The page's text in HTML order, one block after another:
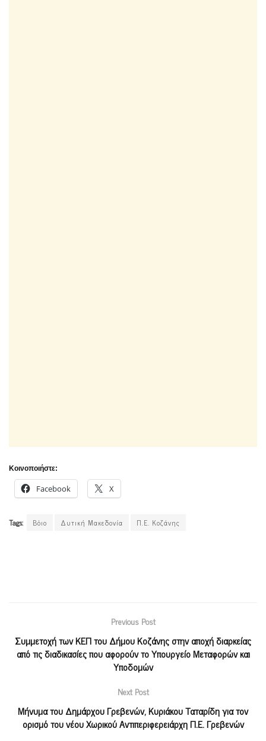
Κοινοποιήστε:
Facebook X
Tags: Βόιο Δυτική Μακεδονία Π.Ε. Κοζάνης
Previous Post
Συμμετοχή των ΚΕΠ του Δήμου Κοζάνης στην αποχή διαρκείας
από τις διαδικασίες που αφορούν το Υπουργείο Μεταφορών και
Υποδομών
Next Post
Μήνυμα του Δημάρχου Γρεβενών, Κυριάκου Ταταρίδη για τον
ορισμό του νέου Χωρικού Αντιπεριφερειάρχη Π.Ε. Γρεβενών